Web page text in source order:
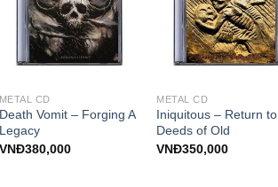
METAL CD
Death Vomit – Forging A
Legacy
VNĐ380,000
METAL CD
Iniquitous – Return to
Deeds of Old
VNĐ350,000